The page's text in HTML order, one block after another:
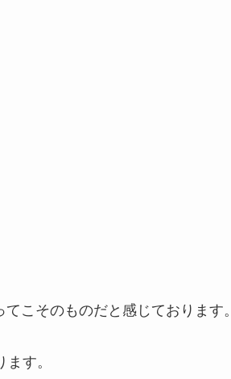
こそのものだと感じております。
す。